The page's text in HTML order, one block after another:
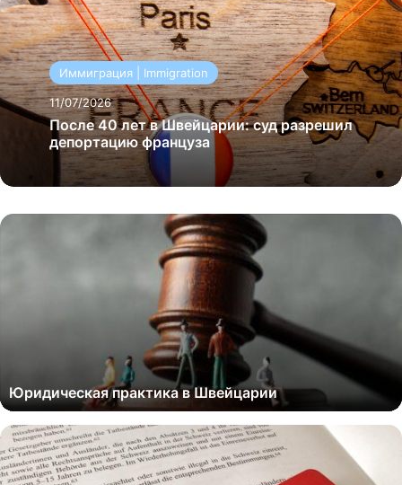
Иммиграция | Immigration
11/07/2026
После 40 лет в Швейцарии: суд разрешил
депортацию француза
Юридическая практика в Швейцарии